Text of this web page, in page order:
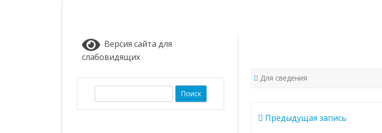
Для сведения
Навигация
Предыдущая запись
Версия сайта для
слабовидящих